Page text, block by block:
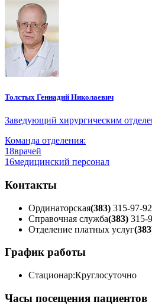
Толстых Геннадий Николаевич
Заведующий хирургическим
Команда отделения:
18врачей
16медицинский персонал
Контакты
Ординаторская(383) 315-97-92
Справочная служба(383) 315-
Отделение платных услуг
График работы
Стационар:Круглосуточно
Часы посещения пациентов